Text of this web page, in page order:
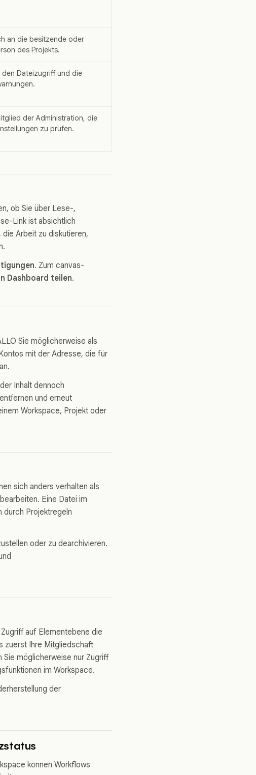
an die besitzende oder
des Projekts.
den Dateizugriff und die
der Administration, die
zu prüfen.
ob Sie über Lese-,
Link ist absichtlich
Arbeit zu diskutieren,
. Zum canvas-
Dashboard teilen.
Sie möglicherweise als
mit der Adresse, die für
Inhalt dennoch
und erneut
Workspace, Projekt oder
sich anders verhalten als
Eine Datei im
durch Projektregeln
oder zu dearchivieren.
auf Elementebene die
zuerst Ihre Mitgliedschaft
Sie möglicherweise nur Zugriff
im Workspace.
der
können Workflows